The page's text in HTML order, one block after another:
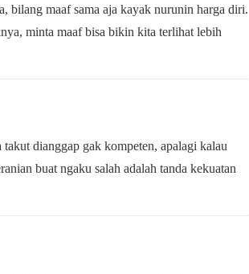
bilang maaf sama aja kayak nurunin harga diri.
minta maaf bisa bikin kita terlihat lebih
dianggap gak kompeten, apalagi kalau
buat ngaku salah adalah tanda kekuatan